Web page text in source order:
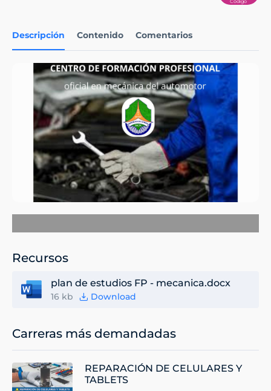
Descripción Contenido Comentarios
Recursos
plan de estudios FP - mecanica.docx
16 kb Download
Carreras más demandadas
REPARACIÓN DE CELULARES Y
TABLETS